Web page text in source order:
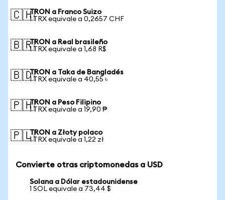
🇨🇭TRON a Franco Suizo
1 TRX equivale a 0,2657 CHF
🇧🇷TRON a Real brasileño
1 TRX equivale a 1,68 R$
🇧🇩TRON a Taka de Bangladés
1 TRX equivale a 40,55 ৳
🇵🇭TRON a Peso Filipino
1 TRX equivale a 19,90 ₱
🇵🇱TRON a Złoty polaco
1 TRX equivale a 1,22 zł
Convierte otras criptomonedas a USD
Solana a Dólar estadounidense
1 SOL equivale a 73,44 $